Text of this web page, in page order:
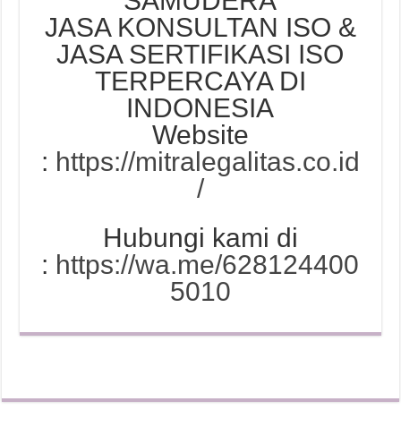
JASA KONSULTAN ISO &
JASA SERTIFIKASI ISO
TERPERCAYA DI
INDONESIA
Website
: https://mitralegalitas.co.id
/
Hubungi kami di
: https://wa.me/628124400
5010